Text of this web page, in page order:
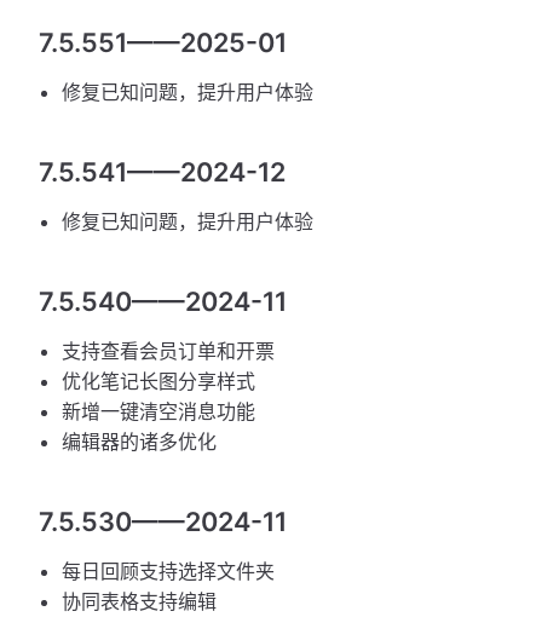
7.5.551——2025-01
修复已知问题，提升用户体验
7.5.541——2024-12
修复已知问题，提升用户体验
7.5.540——2024-11
支持查看会员订单和开票
优化笔记长图分享样式
新增一键清空消息功能
编辑器的诸多优化
7.5.530——2024-11
每日回顾支持选择文件夹
协同表格支持编辑